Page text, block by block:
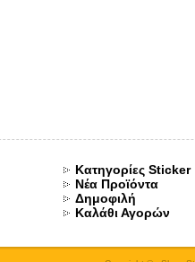
Κατηγορίες Sticker
Νέα Προϊόντα
Δημοφιλή
Καλάθι Αγορών